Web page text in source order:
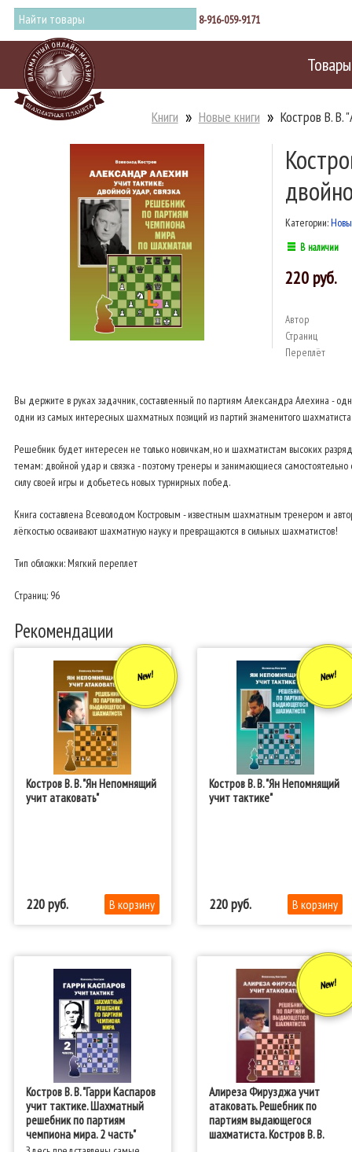
8-916-059-9171
Товары
Книги Новые книги Костров В. В.
Категории:
В наличии
220
Автор
Страниц
Переплёт
Вы держите в руках задачник, составленный по партиям Александра Алехина -
одни из самых интересных шахматных позиций из партий знаменитого
Решебник будет интересен не только новичкам, но и шахматистам высоких
темам: двойной удар и связка - поэтому тренеры и занимающиеся
силу своей игры и добьетесь новых турнирных побед.
Книга составлена Всеволодом Костровым - известным шахматным тренером и
лёгкостью осваивают шахматную науку и превращаются в сильных шахматистов!
Тип обложки: Мягкий переплет
Страниц: 96
Рекомендации
New!
Костров В. В. "Ян Непомнящий
учит атаковать"
220
New!
Костров В. В. "Ян Непомнящий
учит тактике"
220
Костров В. В. "Гарри Каспаров
учит тактике. Шахматный
решебник по партиям
чемпиона мира. 2 часть"
New!
Алиреза Фирузджа учит
атаковать. Решебник по
партиям выдающегося
шахматиста. Костров В. В.